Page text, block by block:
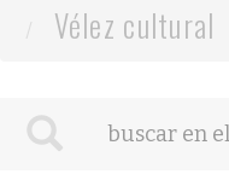
Vélez cultural